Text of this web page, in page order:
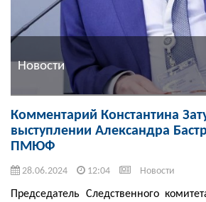
Новости
Комментарий Константина
выступлении Александра
ПМЮФ
28.06.2024 12:04 Новости
Председатель Следственного